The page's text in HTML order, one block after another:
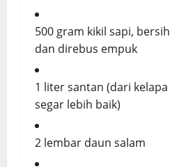
500 gram kikil sapi, bersih
dan direbus empuk
1 liter santan (dari kelapa
segar lebih baik)
2 lembar daun salam